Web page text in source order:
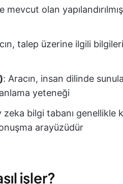
olan
talep üzerine ilgili
: Aracın, insan dilinde
anlama yeteneği
zeka bilgi tabanı genellikle
arayüzüdür
işler?